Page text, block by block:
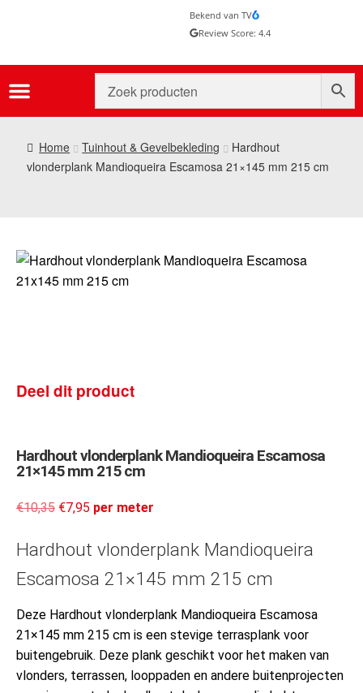
Bekend van TV
Review Score: 4.4
Home Tuinhout & Gevelbekleding
Hardhout
vlonderplank Mandioqueira Escamosa 21×145 mm 215 cm
Deel dit product
Hardhout vlonderplank Mandioqueira Escamosa
21×145 mm 215 cm
€10,35 €7,95 per meter
Hardhout vlonderplank Mandioqueira
Escamosa 21×145 mm 215 cm
Deze Hardhout vlonderplank Mandioqueira Escamosa
21×145 mm 215 cm is een stevige terrasplank voor
buitengebruik. Deze plank geschikt voor het maken van
vlonders, terrassen, looppaden en andere buitenprojecten